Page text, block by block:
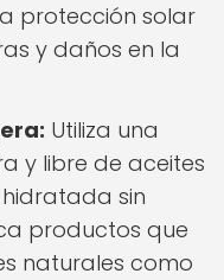
protección solar
y daños en la
Utiliza una
y libre de aceites
sin
productos que
naturales como